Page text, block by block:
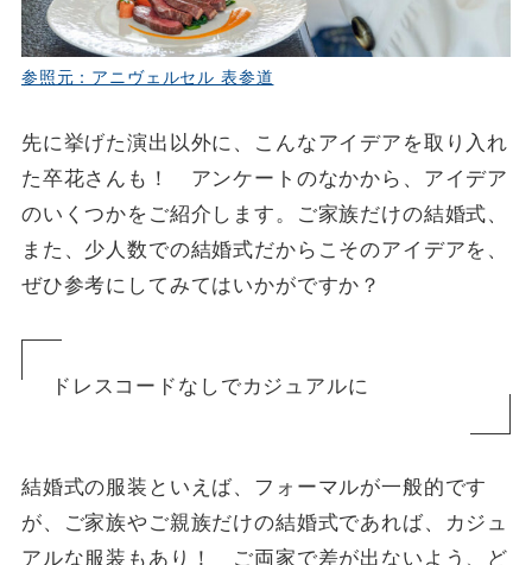
参照元：アニヴェルセル 表参道
先に挙げた演出以外に、こんなアイデアを取り入れ
た卒花さんも！ アンケートのなかから、アイデア
のいくつかをご紹介します。ご家族だけの結婚式、
また、少人数での結婚式だからこそのアイデアを、
ぜひ参考にしてみてはいかがですか？
ドレスコードなしでカジュアルに
結婚式の服装といえば、フォーマルが一般的です
が、ご家族やご親族だけの結婚式であれば、カジュ
アルな服装もあり！ ご両家で差が出ないよう、ど